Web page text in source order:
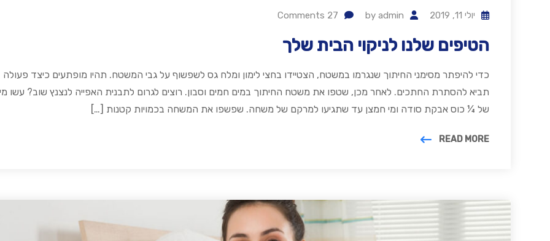
יולי 11, 2019 by admin
27
הטיפים שלנו לניקוי הבית שלך
כדי להיפתר מסימני החיתוך שנגרמו במשטח, הצטיידו בחצי לימון ומלח גס לשפשוף על גבי המשטח. תהיו מופתעים כיצד פעולה
תביא להסתרת החתכים. לאחר מכן, שטפו את משטח החיתוך במים חמים וסבון. רוצים לגרום לתבנית האפייה לנצנץ שוב? עשו
של ¼ כוס אבקת סודה ומי חמצן עד שתגיעו למרקם של משחה. שפשפו את המשחה בכמויות קטנות […]
READ MORE